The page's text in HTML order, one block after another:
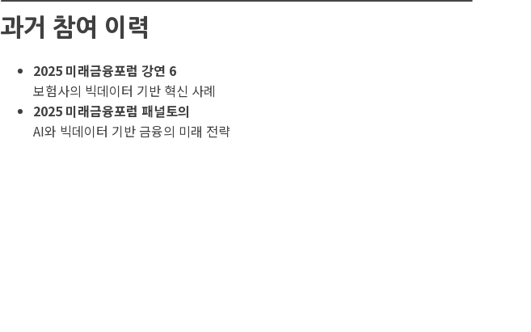
과거 참여 이력
2025 미래금융포럼 강연 6
보험사의 빅데이터 기반 혁신 사례
2025 미래금융포럼 패널토의
AI와 빅데이터 기반 금융의 미래 전략